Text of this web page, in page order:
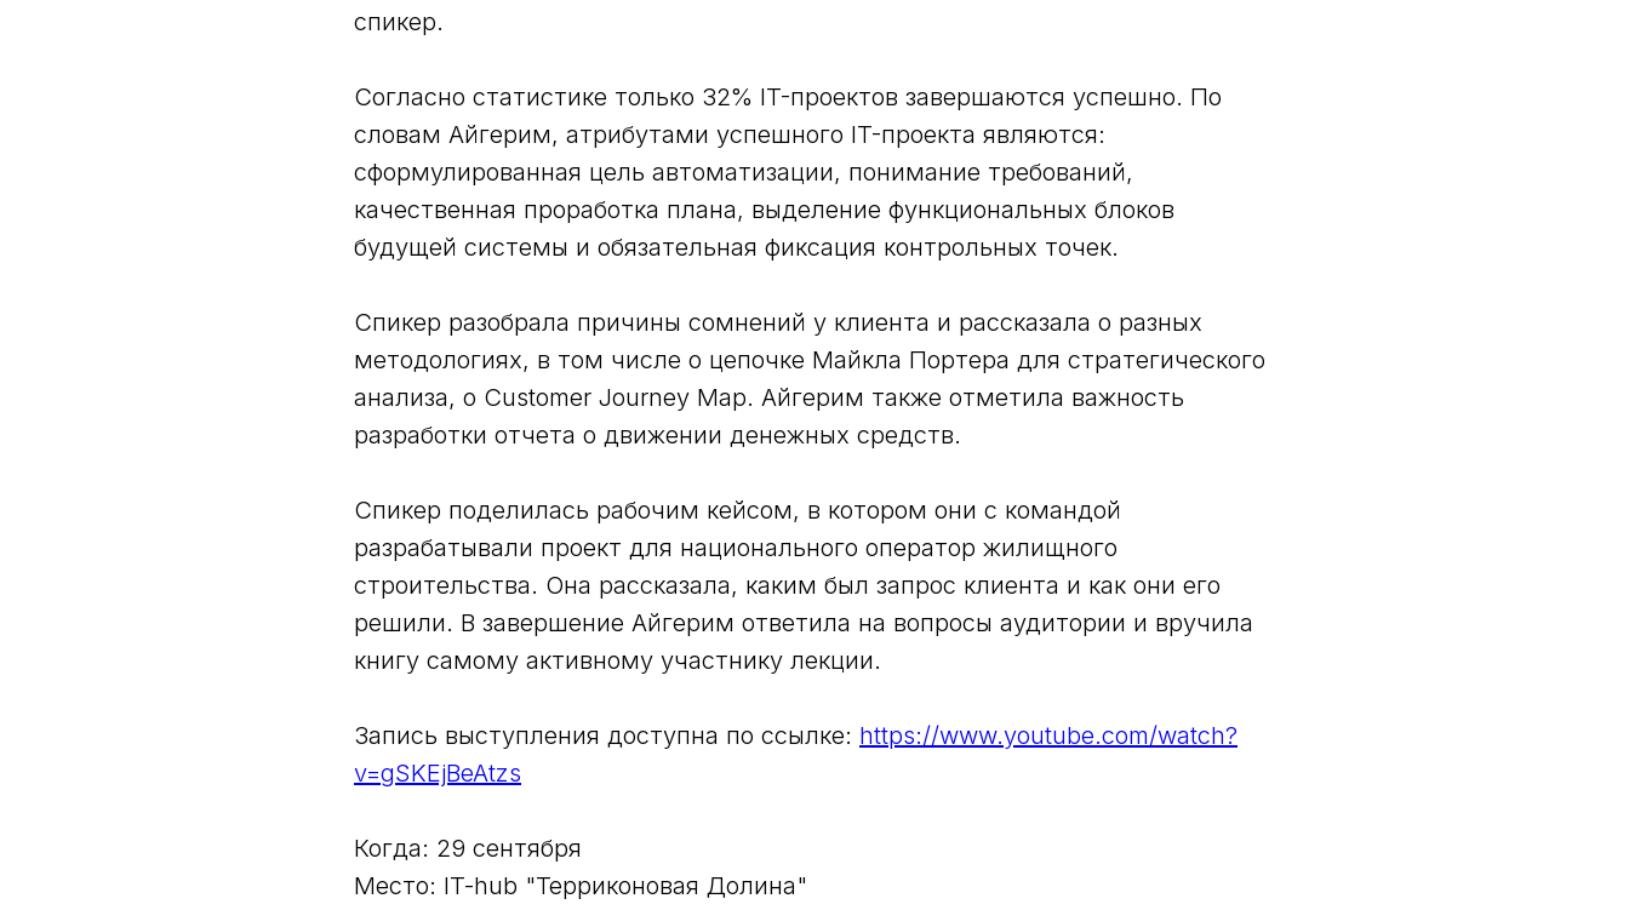
спикер.
Согласно статистике только 32% IT-проектов завершаются успешно. По
словам Айгерим, атрибутами успешного IT-проекта являются:
сформулированная цель автоматизации, понимание требований,
качественная проработка плана, выделение функциональных блоков
будущей системы и обязательная фиксация контрольных точек.
Спикер разобрала причины сомнений у клиента и рассказала о разных
методологиях, в том числе о цепочке Майкла Портера для стратегического
анализа, о Customer Journey Map. Айгерим также отметила важность
разработки отчета о движении денежных средств.
Спикер поделилась рабочим кейсом, в котором они с командой
разрабатывали проект для национального оператор жилищного
строительства. Она рассказала, каким был запрос клиента и как они его
решили. В завершение Айгерим ответила на вопросы аудитории и вручила
книгу самому активному участнику лекции.
Запись выступления доступна по ссылке: https://www.youtube.com/watch?
v=gSKEjBeAtzs
Когда: 29 сентября
Место: IT-hub "Терриконовая Долина"